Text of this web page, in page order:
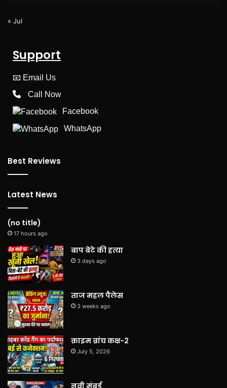
« Jul
Support
📧 Email Us
Call Now
Facebook
WhatsApp
Best Reviews
Latest News
(no title)
17 hours ago
बाप बेटे की हत्या
3 days ago
ताज महल पैलेस
3 weeks ago
क्राइम ब्रांच कक्ष-2
July 5, 2026